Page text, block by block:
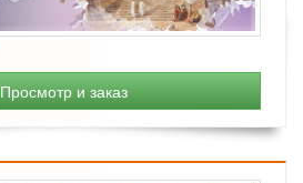
Просмотр и заказ